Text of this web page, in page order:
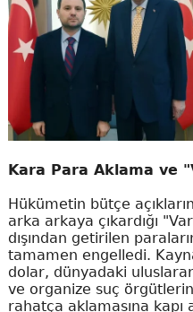
Kara Para Aklama ve
Hükümetin bütçe
arka arkaya çıkardığı
dışından getirilen
tamamen engelledi.
dolar, dünyadaki
ve organize suç
rahatça aklamasına kapı